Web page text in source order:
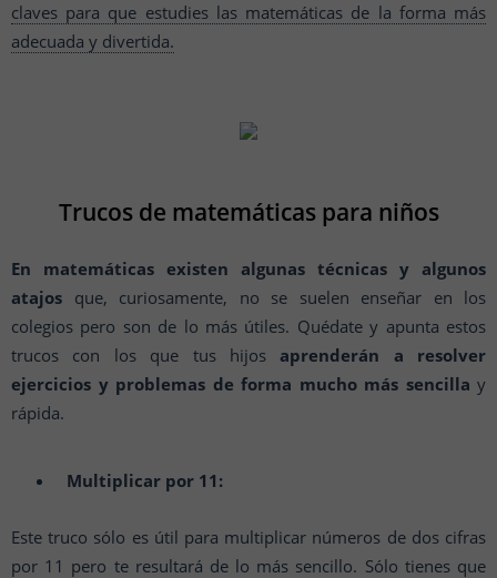
claves para que estudies las matemáticas de la forma más
adecuada y divertida.
Trucos de matemáticas para niños
En matemáticas existen algunas técnicas y algunos
atajos que, curiosamente, no se suelen enseñar en los
colegios pero son de lo más útiles. Quédate y apunta estos
trucos con los que tus hijosaprenderán a resolver
ejercicios y problemas de forma mucho más sencilla y
rápida.
Multiplicar por 11:
Este truco sólo es útil para multiplicar números de dos cifras
por 11 pero te resultará de lo más sencillo. Sólo tienes que